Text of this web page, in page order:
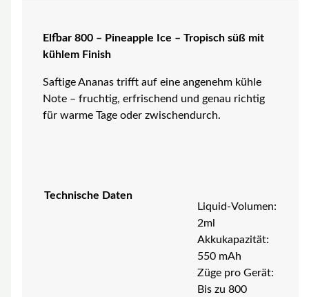
Elfbar 800 – Pineapple Ice – Tropisch süß mit
kühlem Finish
Saftige Ananas trifft auf eine angenehm kühle
Note – fruchtig, erfrischend und genau richtig
für warme Tage oder zwischendurch.
Technische Daten
Liquid-Volumen:
2ml
Akkukapazität:
550 mAh
Züge pro Gerät:
Bis zu 800